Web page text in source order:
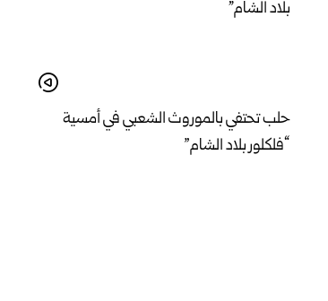
حلب تحتفي بالموروث الشعبي في أمسية
“فلكلور بلاد الشام”